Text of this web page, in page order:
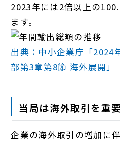
2023年には2倍以上の
ます。
出典：中小企業庁「2024
部第3章第8節 海外展開」
当局は海外取引を重
企業の海外取引の増加に